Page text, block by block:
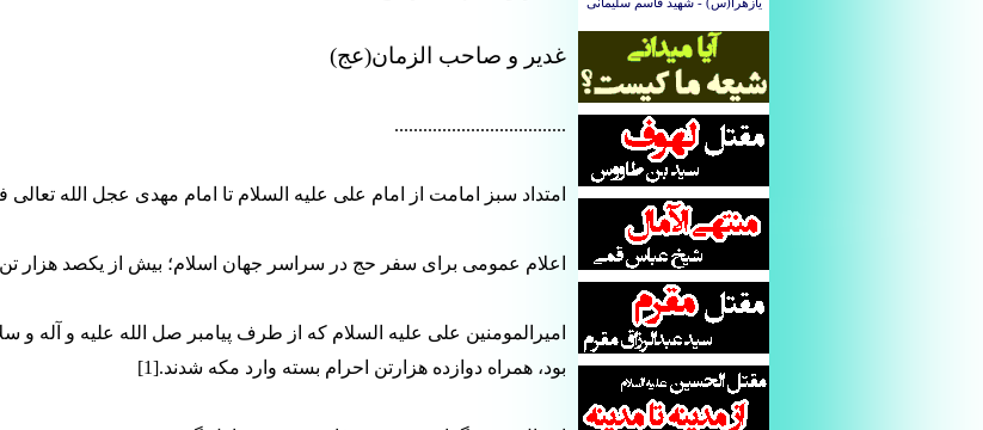
غدیر و صاحب الزمان(عج)
....................................
امتداد سبز امامت از امام علی علیه السلام تا امام مهدی عجل الله تعالی
اعلام عمومی برای سفر حج در سراسر جهان اسلام؛ بیش از یکصد هزار
امیرالمومنین علی علیه السلام که از طرف پیامبر صل الله علیه و آله و
بود، همراه دوازده هزارتن احرام بسته وارد مکه شدند.[1]